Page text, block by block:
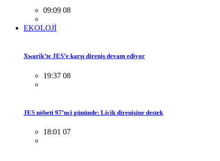
09:09 08
EKOLOJİ
Xwarik’te JES’e karşı direniş devam ediyor
19:37 08
JES nöbeti 97’nci gününde: Licik direnişine destek
18:01 07